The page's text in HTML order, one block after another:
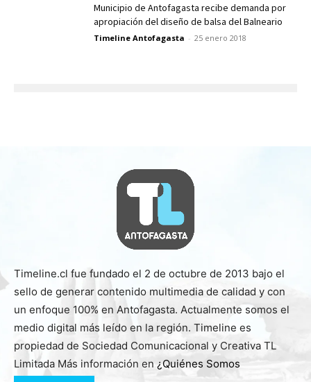
Municipio de Antofagasta recibe demanda por
apropiación del diseño de balsa del Balneario
Timeline Antofagasta - 25 enero 2018
Timeline.cl fue fundado el 2 de octubre de 2013 bajo el
sello de generar contenido multimedia de calidad y con
un enfoque 100% en Antofagasta. Actualmente somos el
medio digital más leído en la región. Timeline es
propiedad de Sociedad Comunicacional y Creativa TL
Limitada Más información en ¿Quiénes Somos